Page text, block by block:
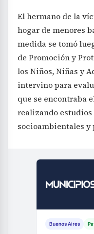
El hermano de la
hogar de menores
medida se tomó
de Promoción y
los Niños, Niñas y
intervino para
que se encontraba
realizando
socioambientales
Buenos Aires